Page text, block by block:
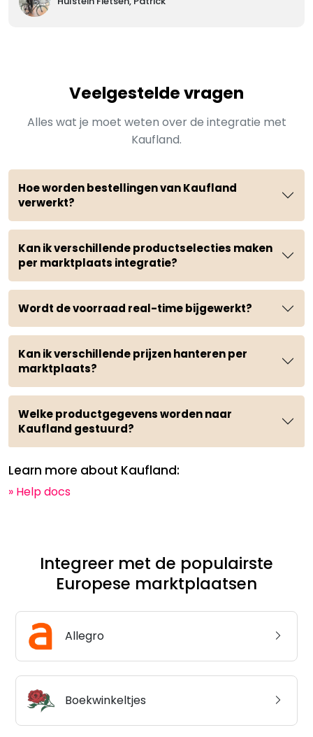
Veelgestelde vragen
Alles wat je moet weten over de integratie met
Kaufland.
Hoe worden bestellingen van Kaufland
verwerkt?
Kan ik verschillende productselecties maken
per marktplaats integratie?
Wordt de voorraad real-time bijgewerkt?
Kan ik verschillende prijzen hanteren per
marktplaats?
Welke productgegevens worden naar
Kaufland gestuurd?
Learn more about Kaufland:
» Help docs
Integreer met de populairste
Europese marktplaatsen
Allegro
Boekwinkeltjes